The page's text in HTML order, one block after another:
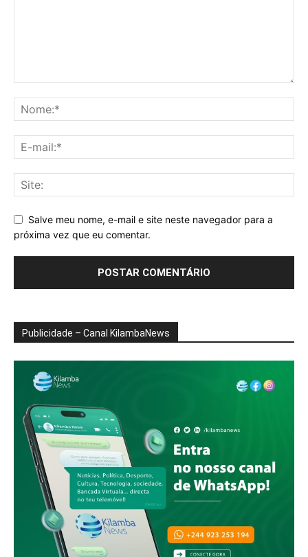
Salve meu nome, e-mail e site neste navegador para a
próxima vez que eu comentar.
Publicidade – Canal KilambaNews